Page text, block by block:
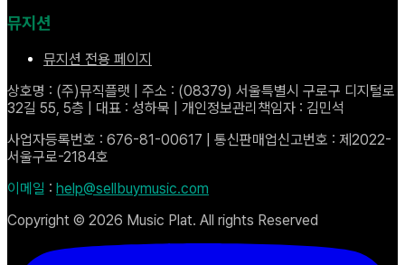
뮤지션
뮤지션 전용 페이지
상호명 : (주)뮤직플랫 | 주소 : (08379) 서울특별시 구로구 디지털로
32길 55, 5층 | 대표 : 성하묵 | 개인정보관리책임자 : 김민석
사업자등록번호 : 676-81-00617 | 통신판매업신고번호 : 제2022-
서울구로-2184호
이메일 : help@sellbuymusic.com
Copyright © 2026 Music Plat. All rights Reserved